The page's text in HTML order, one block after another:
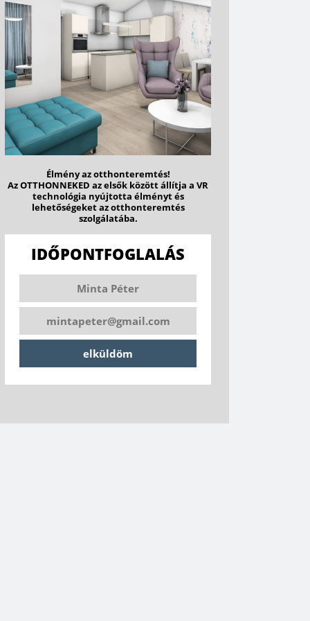
Élmény az otthonteremtés!
Az OTTHONNEKED az elsők között állítja a VR
technológia nyújtotta élményt és
lehetőségeket az otthonteremtés
szolgálatába.
IDŐPONTFOGLALÁS